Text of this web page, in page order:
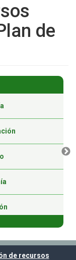
de
(Virtual)
de recursos